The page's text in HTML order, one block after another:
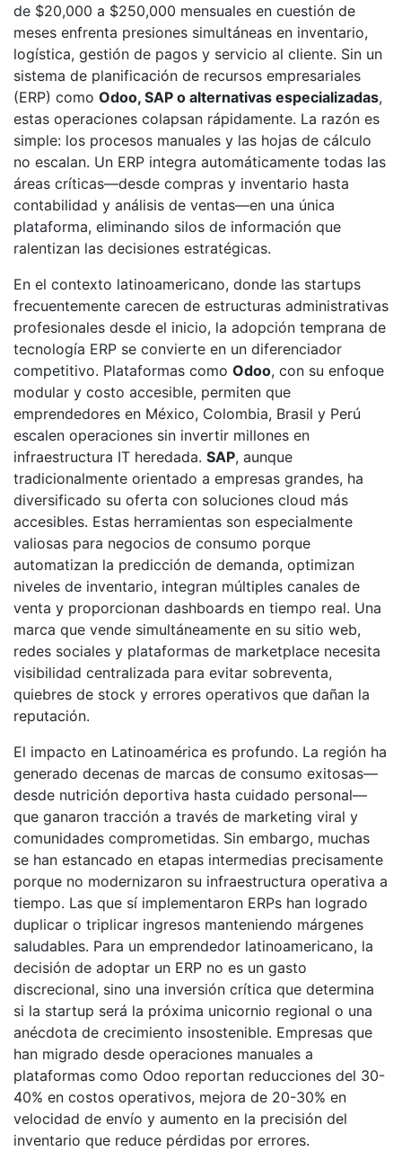
de $20,000 a $250,000 mensuales en cuestión de
meses enfrenta presiones simultáneas en inventario,
logística, gestión de pagos y servicio al cliente. Sin un
sistema de planificación de recursos empresariales
(ERP) como Odoo, SAP o alternativas especializadas,
estas operaciones colapsan rápidamente. La razón es
simple: los procesos manuales y las hojas de cálculo
no escalan. Un ERP integra automáticamente todas las
áreas críticas—desde compras y inventario hasta
contabilidad y análisis de ventas—en una única
plataforma, eliminando silos de información que
ralentizan las decisiones estratégicas.
En el contexto latinoamericano, donde las startups
frecuentemente carecen de estructuras administrativas
profesionales desde el inicio, la adopción temprana de
tecnología ERP se convierte en un diferenciador
competitivo. Plataformas como Odoo, con su enfoque
modular y costo accesible, permiten que
emprendedores en México, Colombia, Brasil y Perú
escalen operaciones sin invertir millones en
infraestructura IT heredada. SAP, aunque
tradicionalmente orientado a empresas grandes, ha
diversificado su oferta con soluciones cloud más
accesibles. Estas herramientas son especialmente
valiosas para negocios de consumo porque
automatizan la predicción de demanda, optimizan
niveles de inventario, integran múltiples canales de
venta y proporcionan dashboards en tiempo real. Una
marca que vende simultáneamente en su sitio web,
redes sociales y plataformas de marketplace necesita
visibilidad centralizada para evitar sobreventa,
quiebres de stock y errores operativos que dañan la
reputación.
El impacto en Latinoamérica es profundo. La región ha
generado decenas de marcas de consumo exitosas—
desde nutrición deportiva hasta cuidado personal—
que ganaron tracción a través de marketing viral y
comunidades comprometidas. Sin embargo, muchas
se han estancado en etapas intermedias precisamente
porque no modernizaron su infraestructura operativa a
tiempo. Las que sí implementaron ERPs han logrado
duplicar o triplicar ingresos manteniendo márgenes
saludables. Para un emprendedor latinoamericano, la
decisión de adoptar un ERP no es un gasto
discrecional, sino una inversión crítica que determina
si la startup será la próxima unicornio regional o una
anécdota de crecimiento insostenible. Empresas que
han migrado desde operaciones manuales a
plataformas como Odoo reportan reducciones del 30-
40% en costos operativos, mejora de 20-30% en
velocidad de envío y aumento en la precisión del
inventario que reduce pérdidas por errores.